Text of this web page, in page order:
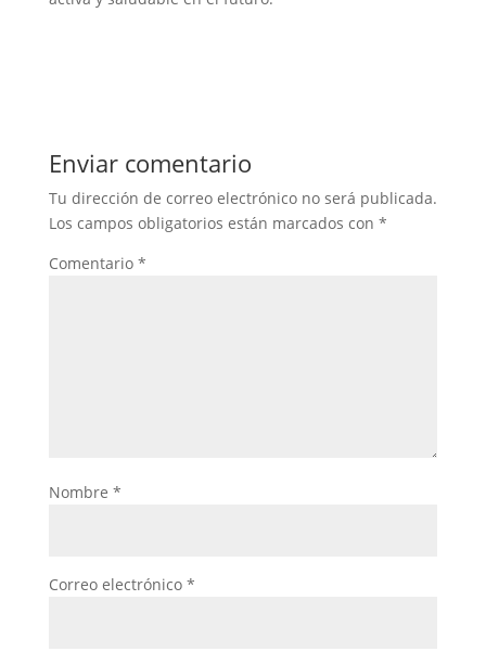
Enviar comentario
Tu dirección de correo electrónico no será publicada.
Los campos obligatorios están marcados con *
Comentario *
Nombre *
Correo electrónico *